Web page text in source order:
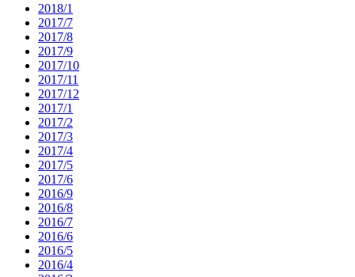
2018/1
2017/7
2017/8
2017/9
2017/10
2017/11
2017/12
2017/1
2017/2
2017/3
2017/4
2017/5
2017/6
2016/9
2016/8
2016/7
2016/6
2016/5
2016/4